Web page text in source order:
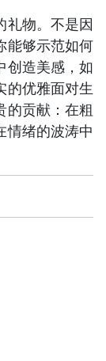
礼物。不是因
能够示范如何
创造美感，如
的优雅面对生
的贡献：在粗
情绪的波涛中